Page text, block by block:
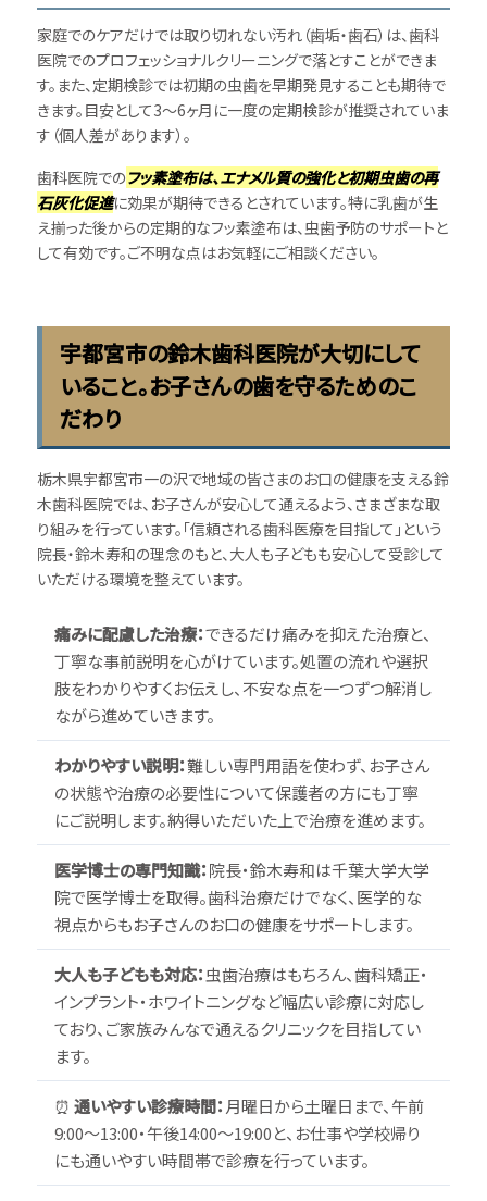
家庭でのケアだけでは取り切れない汚れ（歯垢・歯石）は、歯科
医院でのプロフェッショナルクリーニングで落とすことができま
す。また、定期検診では初期の虫歯を早期発見することも期待で
きます。目安として3〜6ヶ月に一度の定期検診が推奨されていま
す（個人差があります）。
歯科医院でのフッ素塗布は、エナメル質の強化と初期虫歯の再
石灰化促進に効果が期待できるとされています。特に乳歯が生
え揃った後からの定期的なフッ素塗布は、虫歯予防のサポートと
して有効です。ご不明な点はお気軽にご相談ください。
宇都宮市の鈴木歯科医院が大切にして
いること。お子さんの歯を守るためのこ
だわり
栃木県宇都宮市一の沢で地域の皆さまのお口の健康を支える鈴
木歯科医院では、お子さんが安心して通えるよう、さまざまな取
り組みを行っています。「信頼される歯科医療を目指して」という
院長・鈴木寿和の理念のもと、大人も子どもも安心して受診して
いただける環境を整えています。
痛みに配慮した治療：できるだけ痛みを抑えた治療と、
丁寧な事前説明を心がけています。処置の流れや選択
肢をわかりやすくお伝えし、不安な点を一つずつ解消し
ながら進めていきます。
わかりやすい説明：難しい専門用語を使わず、お子さん
の状態や治療の必要性について保護者の方にも丁寧
にご説明します。納得いただいた上で治療を進めます。
医学博士の専門知識：院長・鈴木寿和は千葉大学大学
院で医学博士を取得。歯科治療だけでなく、医学的な
視点からもお子さんのお口の健康をサポートします。
大人も子どもも対応：虫歯治療はもちろん、歯科矯正・
インプラント・ホワイトニングなど幅広い診療に対応し
ており、ご家族みんなで通えるクリニックを目指してい
ます。
⏰ 通いやすい診療時間： 月曜日から土曜日まで、午前
9:00〜13:00・午後14:00〜19:00と、お仕事や学校帰り
にも通いやすい時間帯で診療を行っています。